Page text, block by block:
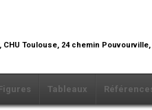
Toulouse, 24 chemin Pouvourville,
Tableaux